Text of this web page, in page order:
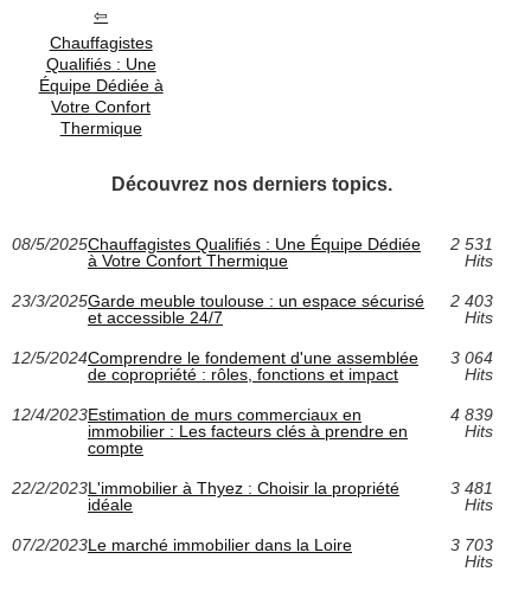
Chauffagistes
Qualifiés : Une
Équipe Dédiée à
Votre Confort
Thermique
Découvrez nos derniers topics.
08/5/2025Chauffagistes Qualifiés : Une Équipe Dédiée
à Votre Confort Thermique
2 531
Hits
23/3/2025Garde meuble toulouse : un espace sécurisé
et accessible 24/7
2 403
Hits
12/5/2024Comprendre le fondement d'une assemblée
de copropriété : rôles, fonctions et impact
3 064
Hits
12/4/2023Estimation de murs commerciaux en
immobilier : Les facteurs clés à prendre en
compte
4 839
Hits
22/2/2023L'immobilier à Thyez : Choisir la propriété
idéale
3 481
Hits
07/2/2023Le marché immobilier dans la Loire
3 703
Hits